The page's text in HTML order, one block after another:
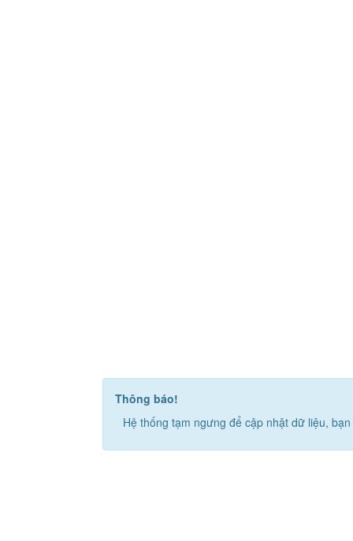
Thông báo!
Hệ thống tạm ngưng để cập nhật dữ liệu,